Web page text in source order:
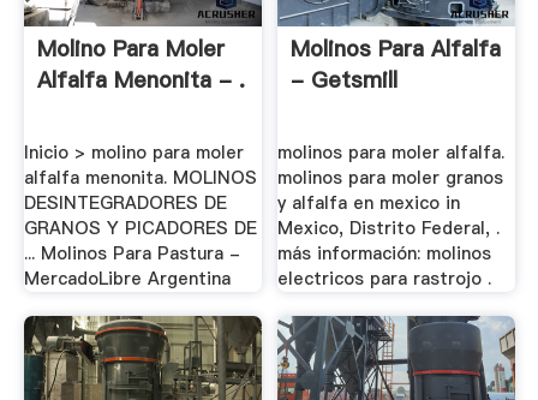
Molino Para Moler
Alfalfa Menonita - .
Inicio > molino para moler
alfalfa menonita. MOLINOS
DESINTEGRADORES DE
GRANOS Y PICADORES DE
... Molinos Para Pastura -
MercadoLibre Argentina
Molinos Para Alfalfa
- Getsmill
molinos para moler alfalfa.
molinos para moler granos
y alfalfa en mexico in
Mexico, Distrito Federal, .
más información: molinos
electricos para rastrojo .